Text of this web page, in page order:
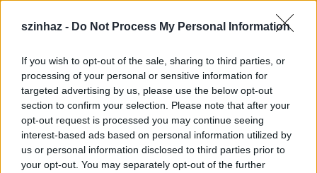
szinhaz - Do Not Process My Personal Information
If you wish to opt-out of the sale, sharing to third parties, or
processing of your personal or sensitive information for
targeted advertising by us, please use the below opt-out
section to confirm your selection. Please note that after your
opt-out request is processed you may continue seeing
interest-based ads based on personal information utilized by
us or personal information disclosed to third parties prior to
your opt-out. You may separately opt-out of the further
A neoklasszikus darab nagy technikai
felkészültséget igényel a hallgatóktól, amelyhez
sokoldalú segítséget nyújtott a betanításban
szerepet vállaló Julie Lincoln, a MacMillan
művészeti hagyaték gondozója.